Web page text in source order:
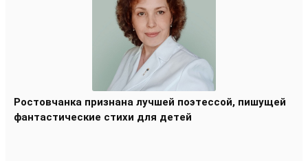
Ростовчанка признана лучшей поэтессой, пишущей
фантастические стихи для детей